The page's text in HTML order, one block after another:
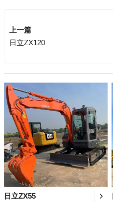
上一篇
日立ZX120
日立ZX55